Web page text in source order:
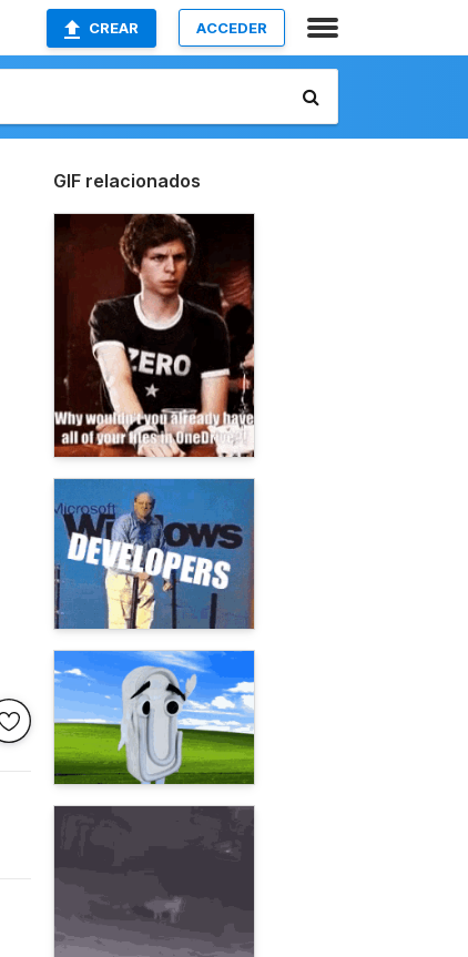
CREAR ACCEDER
GIF relacionados